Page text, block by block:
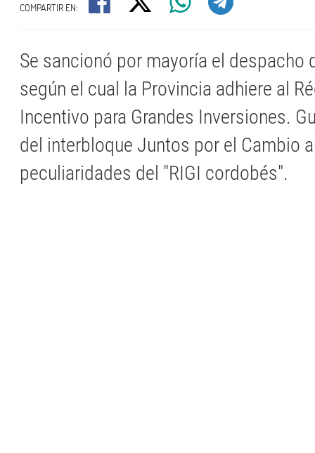
COMPARTIR EN:
Se sancionó por mayoría el despacho
según el cual la Provincia adhiere al
Incentivo para Grandes Inversiones.
del interbloque Juntos por el Cambio
peculiaridades del "RIGI cordobés".